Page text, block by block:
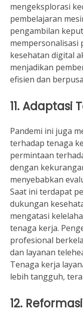
mengeksplorasi
pembelajaran
pengambilan
mempersonalisasi
kesehatan digital
menjadikan
efisien dan
11. Adaptasi
Pandemi ini juga
terhadap tenaga
permintaan
dengan
menyebabkan
Saat ini terdapat
dukungan
mengatasi
tenaga kerja.
profesional
dan layanan
Tenaga kerja
lebih tangguh,
12.